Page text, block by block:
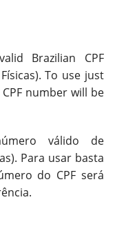
Brazilian CPF
To use just
number will be
válido de
Para usar basta
do CPF será